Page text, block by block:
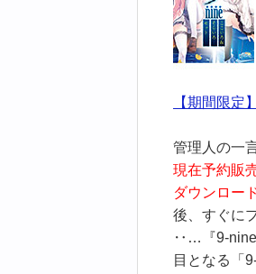
【期間限定
管理人の一
現在予約販
ダウンロー
後、すぐ
‥…『9-
目となる「